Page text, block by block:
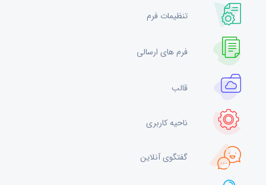
تنظیمات فرم
فرم های ارسالی
قالب
ناحیه کاربری
گفتگوی آنلاین